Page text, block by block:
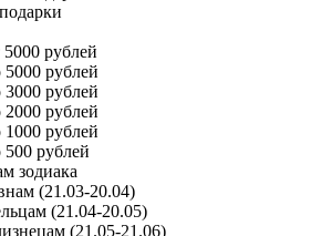
рублей
рублей
рублей
рублей
рублей
рублей
зодиака
(21.03-20.04)
(21.04-20.05)
(21.05-21.06)